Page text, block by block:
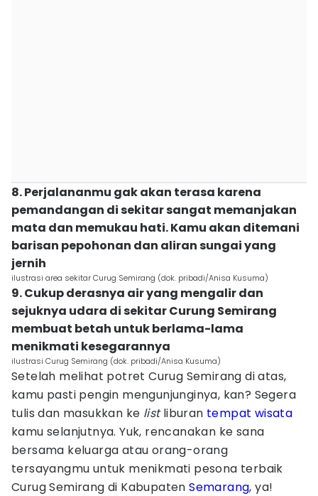
8. Perjalananmu gak akan terasa karena
pemandangan di sekitar sangat memanjakan
mata dan memukau hati. Kamu akan ditemani
barisan pepohonan dan aliran sungai yang
jernih
ilustrasi area sekitar Curug Semirang (dok. pribadi/Anisa Kusuma)
9. Cukup derasnya air yang mengalir dan
sejuknya udara di sekitar Curung Semirang
membuat betah untuk berlama-lama
menikmati kesegarannya
ilustrasi Curug Semirang (dok. pribadi/Anisa Kusuma)
Setelah melihat potret Curug Semirang di atas,
kamu pasti pengin mengunjunginya, kan? Segera
tulis dan masukkan ke listliburan tempat wisata
kamu selanjutnya. Yuk, rencanakan ke sana
bersama keluarga atau orang-orang
tersayangmu untuk menikmati pesona terbaik
Curug Semirang di KabupatenSemarang, ya!